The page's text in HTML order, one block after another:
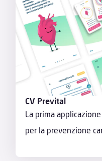
CV Prevital
La prima
per la prevenzione